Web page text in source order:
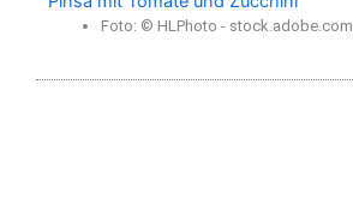
Foto: © HLPhoto - stock.adobe.com